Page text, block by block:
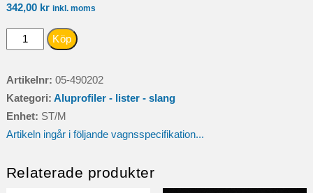
342,00 kr inkl. moms
SLANG
Köp
Artikelnr: 05-490202
Kategori: Aluprofiler - lister - slang
Enhet: ST/M
Artikeln ingår i följande vagnsspecifikation...
Relaterade produkter